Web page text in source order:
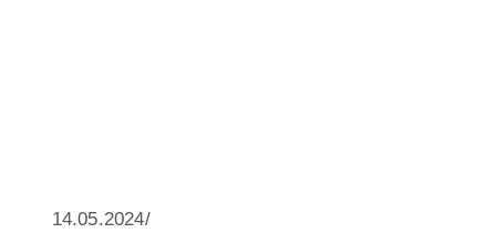
14.05.2024/